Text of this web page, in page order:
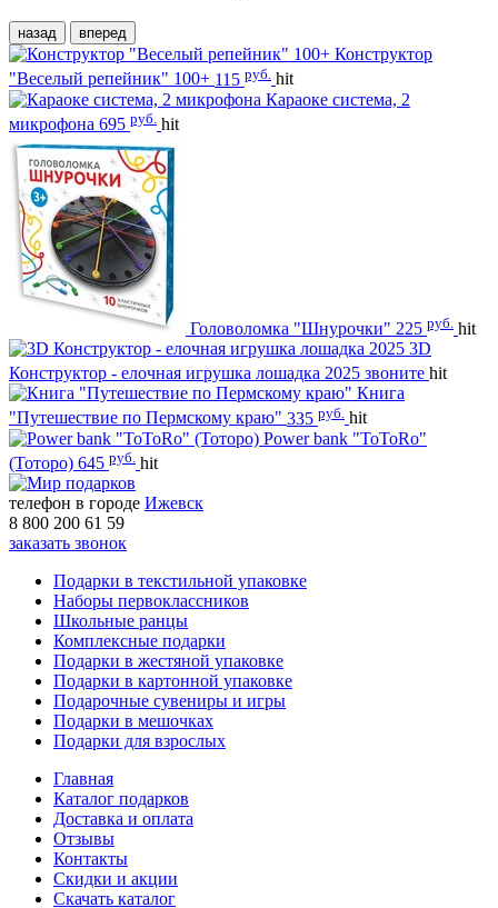
назад вперед
Конструктор
"Веселый репейник" 100+ 115 руб. hit
Караоке система, 2
микрофона 695 руб. hit
Головоломка "Шнурочки" 225 руб. hit
3D
Конструктор - елочная игрушка лошадка 2025 звоните hit
Книга
"Путешествие по Пермскому краю" 335 руб. hit
Power bank "ToToRo"
(Тоторо) 645 руб. hit
телефон в городе Ижевск
8 800 200 61 59
заказать звонок
Подарки в текстильной упаковке
Наборы первоклассников
Школьные ранцы
Комплексные подарки
Подарки в жестяной упаковке
Подарки в картонной упаковке
Подарочные сувениры и игры
Подарки в мешочках
Подарки для взрослых
Главная
Каталог подарков
Доставка и оплата
Отзывы
Контакты
Скидки и акции
Скачать каталог